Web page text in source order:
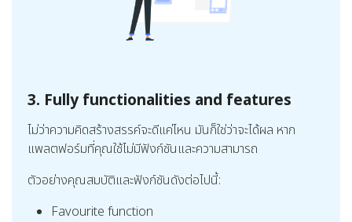
3. Fully functionalities and features
ไม่ว่าความคิดสร้างสรรค์จะดีแค่ไหน มันก็ใช่ว่าจะได้ผล หาก
แพลตฟอร์มที่คุณใช้ไม่มีฟังก์ชันและความสามารถ
ตัวอย่างคุณสมบัติและฟังก์ชันดังต่อไปนี้:
Favourite function